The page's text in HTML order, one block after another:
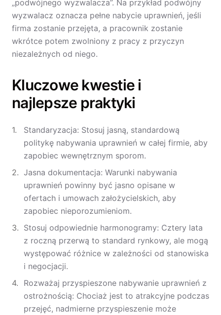
„podwójnego wyzwalacza”. Na przykład podwójny
wyzwalacz oznacza pełne nabycie uprawnień, jeśli
firma zostanie przejęta, a pracownik zostanie
wkrótce potem zwolniony z pracy z przyczyn
niezależnych od niego.
Kluczowe kwestie i
najlepsze praktyki
Standaryzacja: Stosuj jasną, standardową
politykę nabywania uprawnień w całej firmie, aby
zapobiec wewnętrznym sporom.
Jasna dokumentacja: Warunki nabywania
uprawnień powinny być jasno opisane w
ofertach i umowach założycielskich, aby
zapobiec nieporozumieniom.
Stosuj odpowiednie harmonogramy: Cztery lata
z roczną przerwą to standard rynkowy, ale mogą
występować różnice w zależności od stanowiska
i negocjacji.
Rozważaj przyspieszone nabywanie uprawnień z
ostrożnością: Chociaż jest to atrakcyjne podczas
przejęć, nadmierne przyspieszenie może